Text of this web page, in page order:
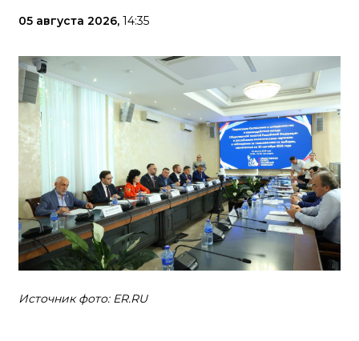
05 августа 2026, 14:35
Источник фото: ER.RU